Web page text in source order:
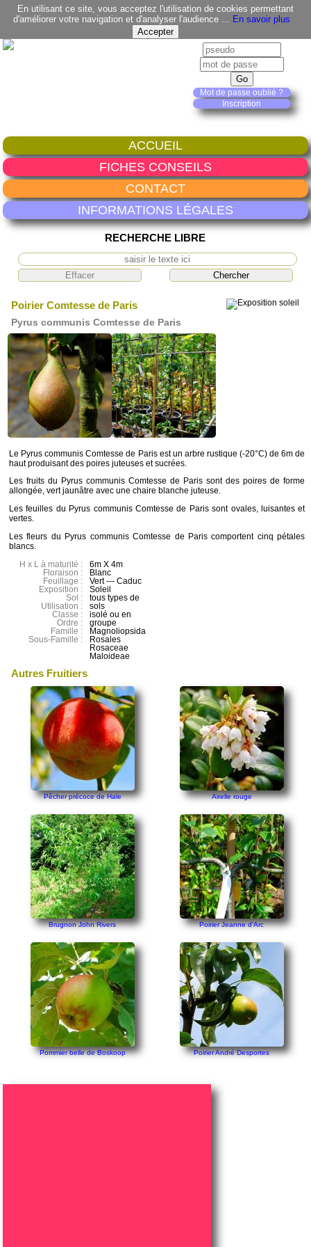
En utilisant ce site, vous acceptez l'utilisation de cookies permettant
d'améliorer votre navigation et d'analyser l'audience ... En savoir plus
Mot de passe oublié ?
Inscription
ACCUEIL
FICHES CONSEILS
CONTACT
INFORMATIONS LÉGALES
RECHERCHE LIBRE
Poirier Comtesse de Paris
Pyrus communis Comtesse de Paris
Le Pyrus communis Comtesse de Paris est un arbre rustique (-20°C) de 6m de
haut produisant des poires juteuses et sucrées.
Les fruits du Pyrus communis Comtesse de Paris sont des poires de forme
allongée, vert jaunâtre avec une chaire blanche juteuse.
Les feuilles du Pyrus communis Comtesse de Paris sont ovales, luisantes et
vertes.
Les fleurs du Pyrus communis Comtesse de Paris comportent cinq pétales
blancs.
H x L à maturité :
Floraison :
Feuillage :
Exposition :
Sol :
Utilisation :
Classe :
Ordre :
Famille :
Sous-Famille :
6m X 4m
Blanc
Vert --- Caduc
Soleil
tous types de
sols
isolé ou en
groupe
Magnoliopsida
Rosales
Rosaceae
Maloideae
Autres Fruitiers
Pêcher précoce de Hale Airelle rouge
Brugnon John Rivers Poirier Jeanne d'Arc
Pommier belle de Boskoop Poirier André Desportes